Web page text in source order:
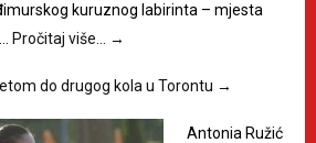
kuruznog labirinta – mjesta
Pročitaj više… →
do drugog kola u Torontu →
Antonia Ružić